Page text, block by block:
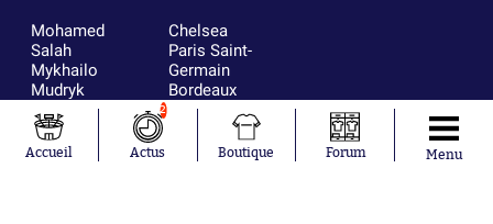
Mohamed
Salah
Mykhailo
Mudryk
Neymar
Khalis Merah
Loïs Openda
Chelsea
Paris Saint-
Germain
Bordeaux
Olympique
Accueil
2
Actus Boutique Forum Menu